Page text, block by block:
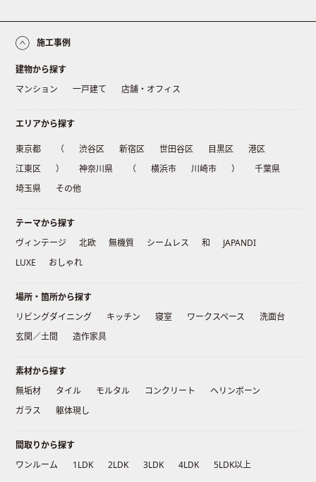
施工事例
建物から探す
マンション
一戸建て 店舗・オフィス
エリアから探す
東京都 （ 渋谷区 新宿区 世田谷区 目黒区
港区
江東区
） 神奈川県 （ 横浜市 川崎市 ）
千葉県
埼玉県
その他
テーマから探す
ヴィンテージ
北欧 無機質 シームレス 和
JAPANDI
LUXE
おしゃれ
場所・箇所から探す
リビングダイニング
キッチン 寝室 ワークスペース
洗面台
玄関／土間
造作家具
素材から探す
無垢材
タイル モルタル コンクリート
ヘリンボーン
ガラス
躯体現し
間取りから探す
ワンルーム
1LDK 2LDK 3LDK 4LDK 5LDK以上